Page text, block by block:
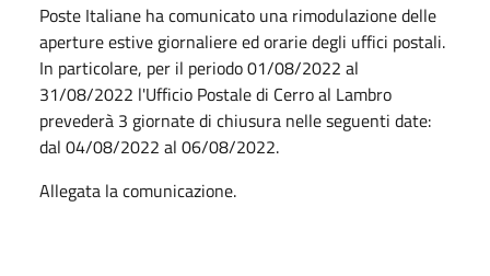
Poste Italiane ha comunicato una rimodulazione delle
aperture estive giornaliere ed orarie degli uffici postali.
In particolare, per il periodo 01/08/2022 al
31/08/2022 l'Ufficio Postale di Cerro al Lambro
prevederà 3 giornate di chiusura nelle seguenti date:
dal 04/08/2022 al 06/08/2022.
Allegata la comunicazione.